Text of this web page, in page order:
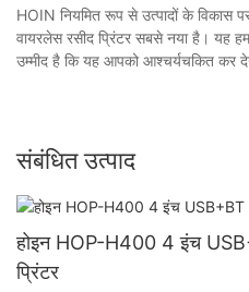
HOIN नियमित रूप से उत्पादों के विकास
वायरलेस रसीद प्रिंटर सबसे नया है। यह
उम्मीद है कि यह आपको आश्चर्यचकित कर
संबंधित उत्पाद
होइन HOP-H400 4 इंच
प्रिंटर